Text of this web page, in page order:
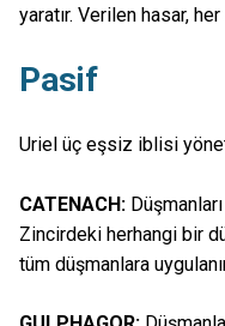
yaratır. Verilen hasar, her
Pasif
Uriel üç eşsiz iblisi
CATENACH:
Zincirdeki herhangi bir
tüm düşmanlara